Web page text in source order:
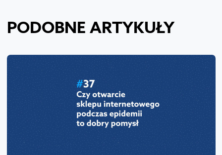
PODOBNE ARTYKUŁY